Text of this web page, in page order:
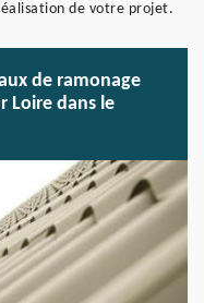
de votre projet.
de ramonage
Loire dans le